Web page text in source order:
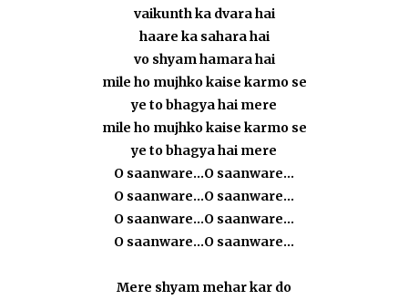
vaikunth ka dvara hai
haare ka sahara hai
vo shyam hamara hai
mile ho mujhko kaise karmo se
ye to bhagya hai mere
mile ho mujhko kaise karmo se
ye to bhagya hai mere
O saanware...O saanware...
O saanware...O saanware...
O saanware...O saanware...
O saanware...O saanware...
Mere shyam mehar kar do